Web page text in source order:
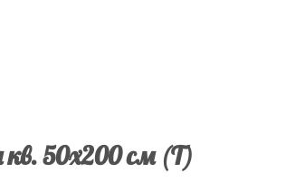
кв. 50х200 см (Т)